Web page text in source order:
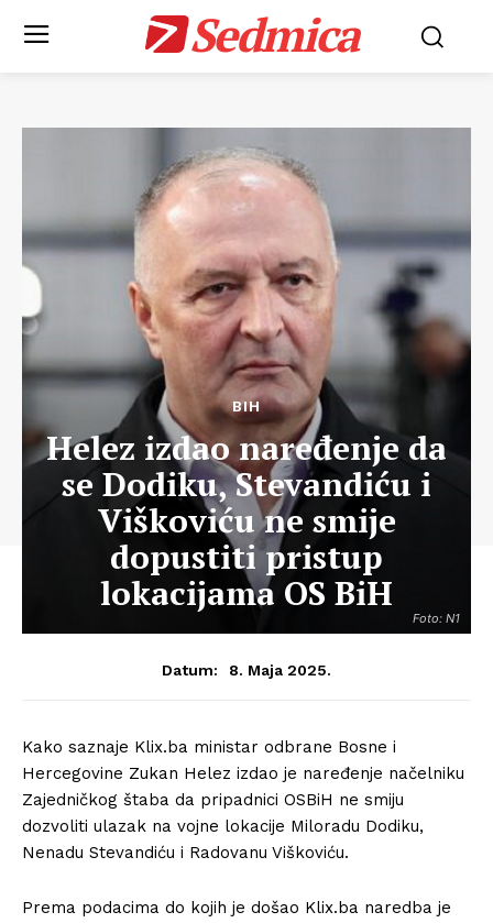
Sedmica
Foto: N1
BIH
Helez izdao naređenje da
se Dodiku, Stevandiću i
Viškoviću ne smije
dopustiti pristup
lokacijama OS BiH
Datum: 8. Maja 2025.
Kako saznaje Klix.ba ministar odbrane Bosne i
Hercegovine Zukan Helez izdao je naređenje načelniku
Zajedničkog štaba da pripadnici OSBiH ne smiju
dozvoliti ulazak na vojne lokacije Miloradu Dodiku,
Nenadu Stevandiću i Radovanu Viškoviću.
Prema podacima do kojih je došao Klix.ba naredba je